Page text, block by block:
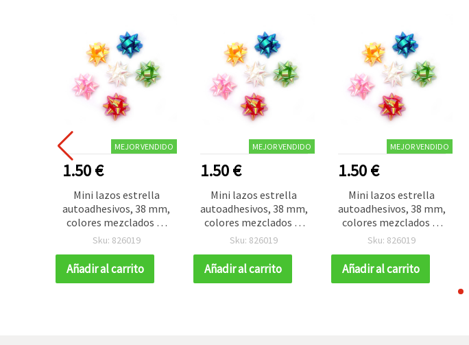
MEJOR VENDIDO
1.50 €
Mini lazos estrella
autoadhesivos, 38 mm,
colores mezclados (6
colores) x 2 uds
Sku: 826019
Añadir al carrito
MEJOR VENDIDO
1.50 €
Mini lazos estrella
autoadhesivos, 38 mm,
colores mezclados (6
colores) x 2 uds
Sku: 826019
Añadir al carrito
MEJOR VENDIDO
1.50 €
Mini lazos estrella
autoadhesivos, 38 mm,
colores mezclados (6
colores) x 2 uds
Sku: 826019
Añadir al carrito